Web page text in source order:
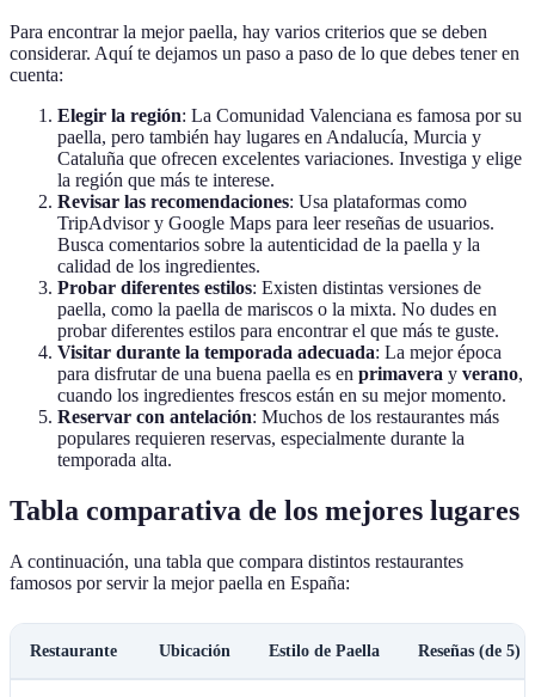
Para encontrar la mejor paella, hay varios criterios que se deben
considerar. Aquí te dejamos un paso a paso de lo que debes tener en
cuenta:
Elegir la región: La Comunidad Valenciana es famosa por su
paella, pero también hay lugares en Andalucía, Murcia y
Cataluña que ofrecen excelentes variaciones. Investiga y elige
la región que más te interese.
Revisar las recomendaciones: Usa plataformas como
TripAdvisor y Google Maps para leer reseñas de usuarios.
Busca comentarios sobre la autenticidad de la paella y la
calidad de los ingredientes.
Probar diferentes estilos: Existen distintas versiones de
paella, como la paella de mariscos o la mixta. No dudes en
probar diferentes estilos para encontrar el que más te guste.
Visitar durante la temporada adecuada: La mejor época
para disfrutar de una buena paella es en primavera y verano,
cuando los ingredientes frescos están en su mejor momento.
Reservar con antelación: Muchos de los restaurantes más
populares requieren reservas, especialmente durante la
temporada alta.
Tabla comparativa de los mejores lugares
A continuación, una tabla que compara distintos restaurantes
famosos por servir la mejor paella en España:
Restaurante Ubicación Estilo de Paella Reseñas (de 5)